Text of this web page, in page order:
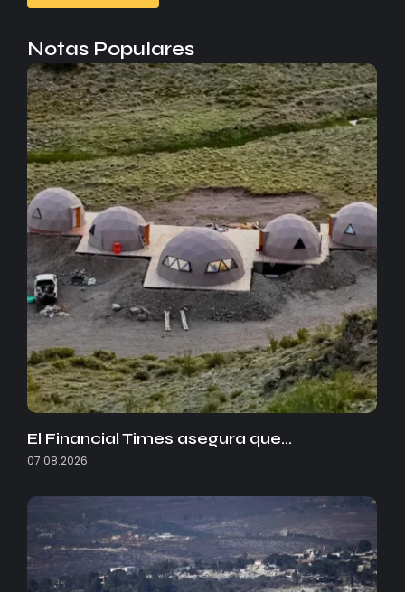
Notas Populares
El Financial Times asegura que…
07.08.2026